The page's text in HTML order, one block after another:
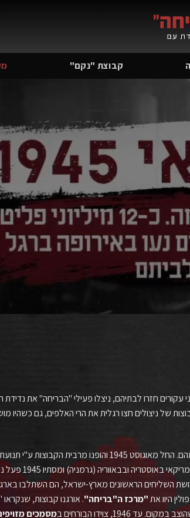
קבוצת "נקם"
חזרו לבתיהם, ניצלו פעילי "הבריחה" את נדידת
של ניצולים חצו רגלית את הרי האלפים, גם כשהיו
ביולי 1945 פגשו פעילי "הבריחה" את חיילי הבריגדה היהודית שהוצבו בצפון איטליה והחל שיתוף פעולה עמהם.
העקורים באוסטריה ובגרמניה
ולאזור האמריקאי בדרום גרמניה. בסתיו/חורף 1945 הגיעו לפולין שלושת השליחים הראשונים מארץ-
היוו את"מרכזה"בריחה". אורגנו קבוצות, שנקראו
צוידו הבורחים ב מסמכים